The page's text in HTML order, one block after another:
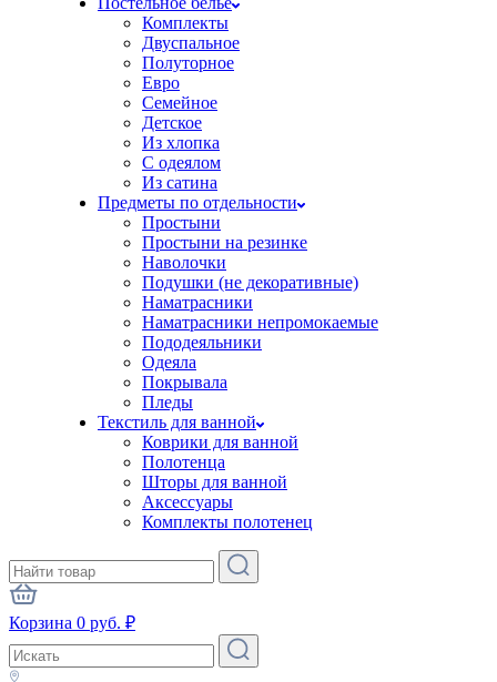
Комплекты
Двуспальное
Полуторное
Евро
Семейное
Детское
Из хлопка
С одеялом
Из сатина
Предметы по отдельности
Простыни
Простыни на резинке
Наволочки
Подушки (не декоративные)
Наматрасники
Наматрасники непромокаемые
Пододеяльники
Одеяла
Покрывала
Пледы
Текстиль для ванной
Коврики для ванной
Полотенца
Шторы для ванной
Аксессуары
Комплекты полотенец
Корзина 0 руб. ₽